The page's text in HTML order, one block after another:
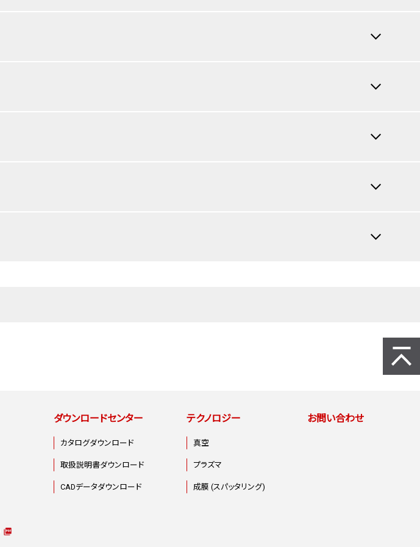
ページ
ダウンロードセンター
カタログダウンロード
取扱説明書ダウンロード
CADデータダウンロード
テクノロジー
真空
プラズマ
成膜 (スパッタリング)
お問い合わせ